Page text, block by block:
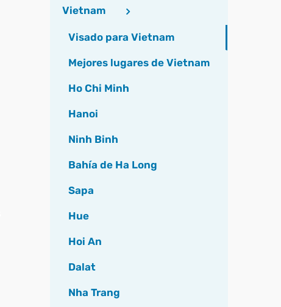
Vietnam
Visado para Vietnam
Mejores lugares de Vietnam
Ho Chi Minh
Hanoi
Ninh Binh
Bahía de Ha Long
Sapa
Hue
Hoi An
Dalat
Nha Trang